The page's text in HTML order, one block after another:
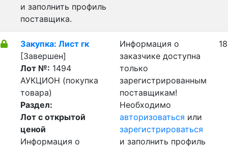
и заполнить профиль
поставщика.
Закупка: Лист гк
[Завершен]
Лот №: 1494
АУКЦИОН (покупка
товара)
Раздел:
Лот с открытой
ценой
Информация о
Информация о
заказчике доступна
только
зарегистрированным
поставщикам!
Необходимо
авторизоваться или
зарегистрироваться
и заполнить профиль